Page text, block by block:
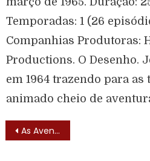
Temporadas: 1 (26
Companhias Produtoras:
Productions. O Desenho.
em 1964 trazendo para
animado cheio de
As Aventuras de Eduardinho (1966) – Elenco